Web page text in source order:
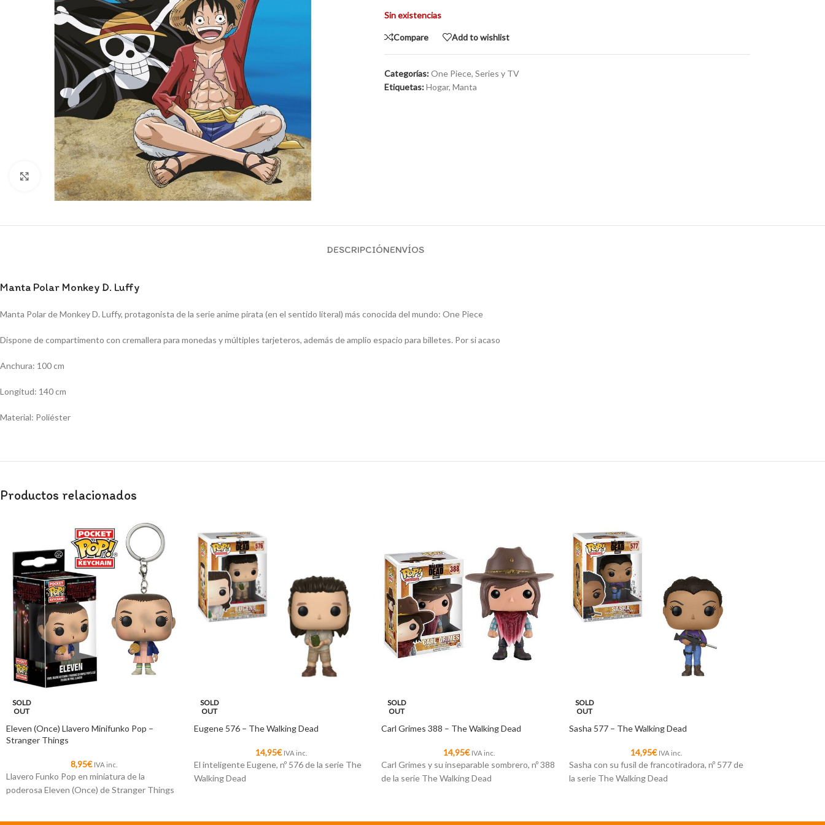
Click to enlarge
Sin existencias
Compare Add to wishlist
Categorías:One Piece, Series y TV
Etiquetas:Hogar, Manta
DESCRIPCIÓNENVÍOS
Manta Polar Monkey D. Luffy
Manta Polar de Monkey D. Luffy, protagonista de la serie anime pirata (en el sentido literal) más conocida del mundo: One Piece
Dispone de compartimento con cremallera para monedas y múltiples tarjeteros, además de amplio espacio para billetes. Por si acaso
Anchura: 100 cm
Longitud: 140 cm
Material: Poliéster
Productos relacionados
SOLD
OUT
Eleven (Once) Llavero Minifunko Pop –
Stranger Things
8,95€ IVA inc.
Llavero Funko Pop en miniatura de la
poderosa Eleven (Once) de Stranger Things
SOLD
OUT
Eugene 576 – The Walking Dead
14,95€ IVA inc.
El inteligente Eugene, nº 576 de la serie The
Walking Dead
SOLD
OUT
Carl Grimes 388 – The Walking Dead
14,95€ IVA inc.
Carl Grimes y su inseparable sombrero, nº 388
de la serie The Walking Dead
SOLD
OUT
Sasha 577 – The Walking Dead
14,95€ IVA inc.
Sasha con su fusil de francotiradora, nº 577 de
la serie The Walking Dead